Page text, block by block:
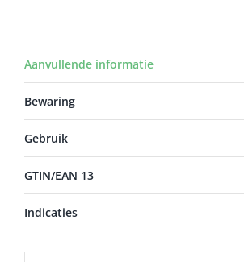
Aanvullende informatie
Bewaring
Gebruik
GTIN/EAN 13
Indicaties